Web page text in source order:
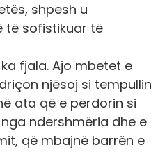
shpesh u
të sofistikuar të
fjala. Ajo mbetet e
njësoj si tempullin
ata që e përdorin si
ndershmëria dhe e
që mbajnë barrën e